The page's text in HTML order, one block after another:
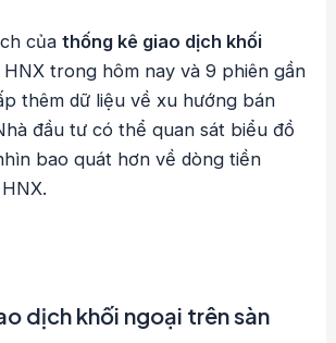
củathống kê giao dịch khối
trong hôm nay và 9 phiên gần
thêm dữ liệu về xu hướng bán
đầu tư có thể quan sát biểu đồ
bao quát hơn về dòng tiền
dịch khối ngoại trên sàn